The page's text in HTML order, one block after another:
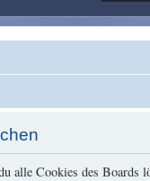
alle Cookies des Boards